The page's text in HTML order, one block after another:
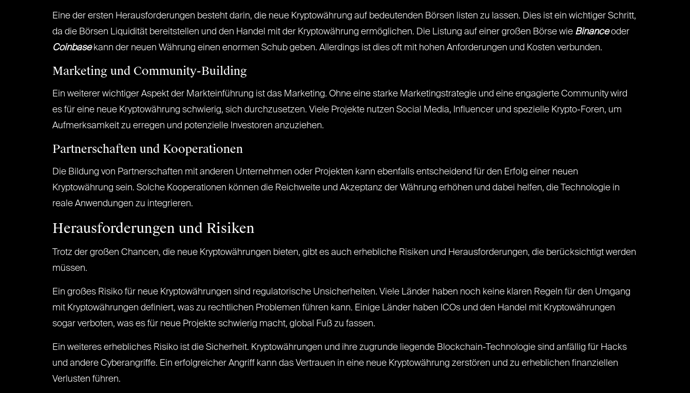
Eine der ersten Herausforderungen besteht darin, die neue Kryptowährung auf bedeutenden Börsen listen zu lassen. Dies ist ein wichtiger Schritt,
da die Börsen Liquidität bereitstellen und den Handel mit der Kryptowährung ermöglichen. Die Listung auf einer großen Börse wie Binance oder
Coinbase kann der neuen Währung einen enormen Schub geben. Allerdings ist dies oft mit hohen Anforderungen und Kosten verbunden.
Marketing und Community-Building
Ein weiterer wichtiger Aspekt der Markteinführung ist das Marketing. Ohne eine starke Marketingstrategie und eine engagierte Community wird
es für eine neue Kryptowährung schwierig, sich durchzusetzen. Viele Projekte nutzen Social Media, Influencer und spezielle Krypto-Foren, um
Aufmerksamkeit zu erregen und potenzielle Investoren anzuziehen.
Partnerschaften und Kooperationen
Die Bildung von Partnerschaften mit anderen Unternehmen oder Projekten kann ebenfalls entscheidend für den Erfolg einer neuen
Kryptowährung sein. Solche Kooperationen können die Reichweite und Akzeptanz der Währung erhöhen und dabei helfen, die Technologie in
reale Anwendungen zu integrieren.
Herausforderungen und Risiken
Trotz der großen Chancen, die neue Kryptowährungen bieten, gibt es auch erhebliche Risiken und Herausforderungen, die berücksichtigt werden
müssen.
Ein großes Risiko für neue Kryptowährungen sind regulatorische Unsicherheiten. Viele Länder haben noch keine klaren Regeln für den Umgang
mit Kryptowährungen definiert, was zu rechtlichen Problemen führen kann. Einige Länder haben ICOs und den Handel mit Kryptowährungen
sogar verboten, was es für neue Projekte schwierig macht, global Fuß zu fassen.
Ein weiteres erhebliches Risiko ist die Sicherheit. Kryptowährungen und ihre zugrunde liegende Blockchain-Technologie sind anfällig für Hacks
und andere Cyberangriffe. Ein erfolgreicher Angriff kann das Vertrauen in eine neue Kryptowährung zerstören und zu erheblichen finanziellen
Verlusten führen.